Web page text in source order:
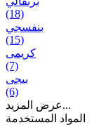
(18)
بنفسجي
(15)
کریمی
(7)
بيجی
(6)
عرض المزيد...
المواد المستخدمة